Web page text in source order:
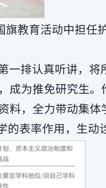
旗教育活动中担任
排认真听讲，
为推免研究生
，全力带动集
表率作用，生动